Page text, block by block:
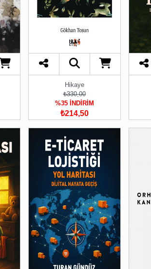
Hikaye
₺330,00
%35 İNDİRİM
₺214,50